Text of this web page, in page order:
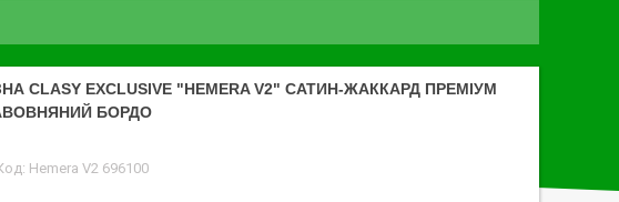
CLASY EXCLUSIVE "HEMERA V2" САТИН-ЖАККАРД ПРЕМІУМ
БОРДО
Hemera V2 696100